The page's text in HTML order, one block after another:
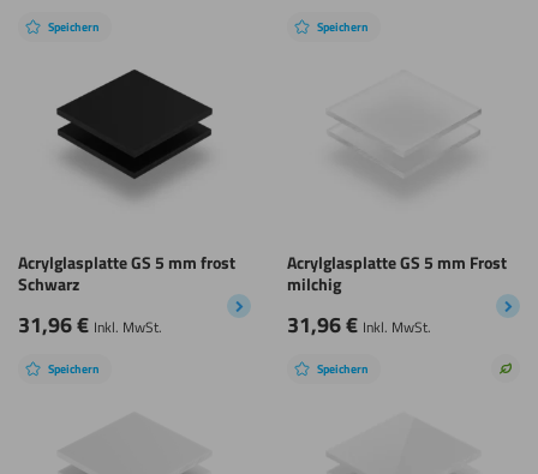
Speichern
Acrylglasplatte GS 5 mm frost
Schwarz
31,96€ Inkl. MwSt.
Speichern
Acrylglasplatte GS 5 mm Frost
milchig
31,96€ Inkl. MwSt.
Speichern Speichern